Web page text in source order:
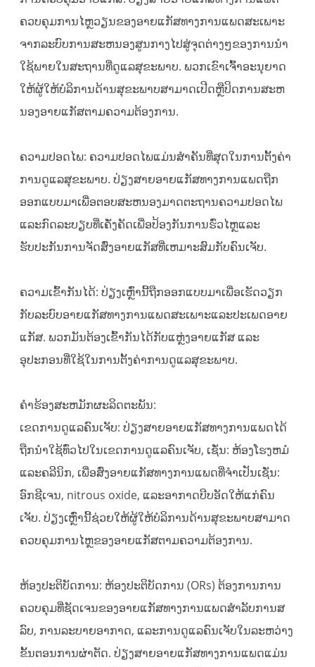
ຄວບຄຸມການໄຫຼວຽນຂອງອາຍແກັສທາງການແພດສະເພາະ
ຈາກລະບົບການສະຫນອງສູນກາງໄປສູ່ຈຸດຕ່າງໆຂອງການນໍາ
ໃຊ້ພາຍໃນສະຖານທີ່ດູແລສຸຂະພາບ. ພວກເຂົາເຈົ້າອະນຸຍາດ
ໃຫ້ຜູ້ໃຫ້ບໍລິການດ້ານສຸຂະພາບສາມາດເປີດຫຼືປິດການສະຫ
ນອງອາຍແກັສຕາມຄວາມຕ້ອງການ.
ຄວາມປອດໄພ: ຄວາມປອດໄພແມ່ນສໍາຄັນທີ່ສຸດໃນການຕັ້ງຄ່າ
ການດູແລສຸຂະພາບ. ປ່ຽງສາຍອາຍແກັສທາງການແພດຖືກ
ອອກແບບມາເພື່ອຕອບສະຫນອງມາດຕະຖານຄວາມປອດໄພ
ແລະກົດລະບຽບທີ່ເຄັ່ງຄັດເພື່ອປ້ອງກັນການຮົ່ວໄຫຼແລະ
ຮັບປະກັນການຈັດສົ່ງອາຍແກັສທີ່ເຫມາະສົມກັບຄົນເຈັບ.
ຄວາມເຂົ້າກັນໄດ້: ປ່ຽງເຫຼົ່ານີ້ຖືກອອກແບບມາເພື່ອເຮັດວຽກ
ກັບລະບົບອາຍແກັສທາງການແພດສະເພາະແລະປະເພດອາຍ
ແກັສ. ພວກມັນຕ້ອງເຂົ້າກັນໄດ້ກັບແຫຼ່ງອາຍແກັສ ແລະ
ອຸປະກອນທີ່ໃຊ້ໃນການຕັ້ງຄ່າການດູແລສຸຂະພາບ.
ຄໍາ​ຮ້ອງ​ສະ​ຫມັກ​ຜະ​ລິດ​ຕະ​ພັນ​:
ເຂດການດູແລຄົນເຈັບ: ປ່ຽງສາຍອາຍແກັສທາງການແພດໄດ້
ຖືກນໍາໃຊ້ທົ່ວໄປໃນເຂດການດູແລຄົນເຈັບ, ເຊັ່ນ: ຫ້ອງໂຮງຫມໍ
ແລະຄລີນິກ, ເພື່ອສົ່ງອາຍແກັສທາງການແພດທີ່ຈໍາເປັນເຊັ່ນ:
ອົກຊີເຈນ, nitrous oxide, ແລະອາກາດບີບອັດໃຫ້ແກ່ຄົນ
ເຈັບ. ປ່ຽງເຫຼົ່ານີ້ຊ່ວຍໃຫ້ຜູ້ໃຫ້ບໍລິການດ້ານສຸຂະພາບສາມາດ
ຄວບຄຸມການໄຫຼຂອງອາຍແກັສຕາມຄວາມຕ້ອງການ.
ຫ້ອງປະຕິບັດການ: ຫ້ອງປະຕິບັດການ (ORs) ຕ້ອງການການ
ຄວບຄຸມທີ່ຊັດເຈນຂອງອາຍແກັສທາງການແພດສໍາລັບການສ
ລົບ, ການລະບາຍອາກາດ, ແລະການດູແລຄົນເຈັບໃນລະຫວ່າງ
ຂັ້ນຕອນການຜ່າຕັດ. ປ່ຽງສາຍອາຍແກັສທາງການແພດແມ່ນ